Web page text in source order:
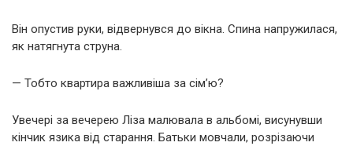
Він опустив руки, відвернувся до вікна. Спина напружилася,
як натягнута струна.
— Тобто квартира важливіша за сім’ю?
Увечері за вечерею Ліза малювала в альбомі, висунувши
кінчик язика від старання. Батьки мовчали, розрізаючи